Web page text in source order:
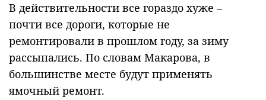
В действительности все гораздо хуже –
почти все дороги, которые не
ремонтировали в прошлом году, за зиму
рассыпались. По словам Макарова, в
большинстве месте будут применять
ямочный ремонт.